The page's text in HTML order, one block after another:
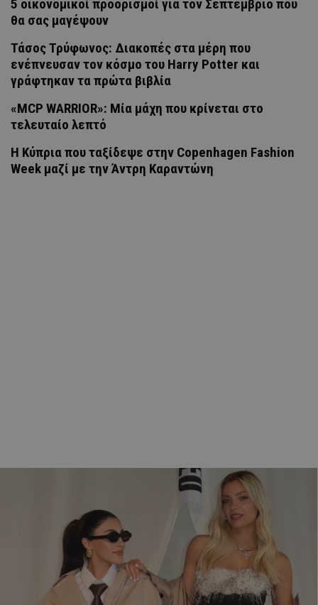
5 οικονομικοί προορισμοί για τον Σεπτέμβριο που
θα σας μαγέψουν
Τάσος Τρύφωνος: Διακοπές στα μέρη που
ενέπνευσαν τον κόσμο του Harry Potter και
γράφτηκαν τα πρώτα βιβλία
«MCP WARRIOR»: Μία μάχη που κρίνεται στο
τελευταίο λεπτό
Η Κύπρια που ταξίδεψε στην Copenhagen Fashion
Week μαζί με την Άντρη Καραντώνη